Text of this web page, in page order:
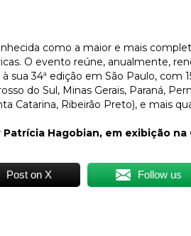
como a maior e mais
O evento reúne, anualmente,
sua 34ª edição em São Paulo, com
do Sul, Minas Gerais, Paraná,
Catarina, Ribeirão Preto), e mais
Hagobian, em exibição na
Post on X Follow us